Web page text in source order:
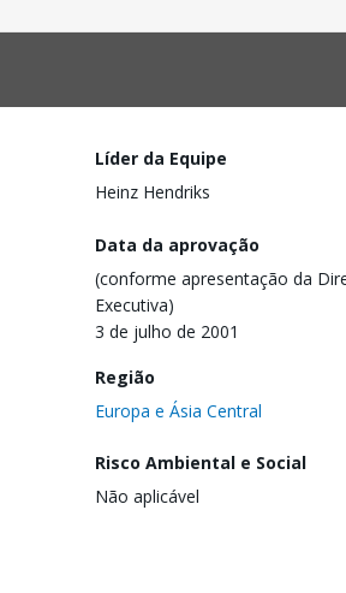
Líder da Equipe
Heinz Hendriks
Data da aprovação
(conforme apresentação da
Executiva)
3 de julho de 2001
Região
Europa e Ásia Central
Risco Ambiental e Social
Não aplicável